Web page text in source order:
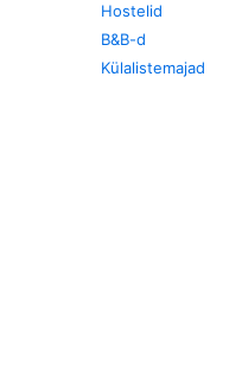
Hostelid
B&B-d
Külalistemajad